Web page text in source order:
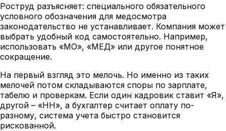
Роструд разъясняет: специального обязательного
условного обозначения для медосмотра
законодательство не устанавливает. Компания может
выбрать удобный код самостоятельно. Например,
использовать «МО», «МЕД» или другое понятное
сокращение.
На первый взгляд это мелочь. Но именно из таких
мелочей потом складываются споры по зарплате,
табелю и проверкам. Если один кадровик ставит «Я»,
другой – «НН», а бухгалтер считает оплату по-
разному, система учета быстро становится
рискованной.